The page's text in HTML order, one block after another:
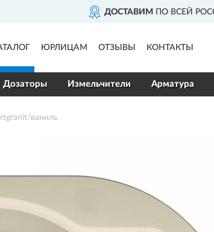
ДОСТАВИМПО ВСЕЙ РОССИИ
ЮРЛИЦАМ ОТЗЫВЫ КОНТАКТЫ
Дозаторы Измельчители Арматура
ваниль